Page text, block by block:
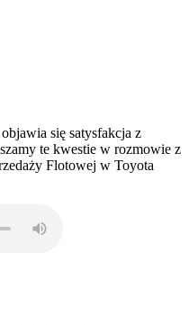
się satysfakcja z
te kwestie w rozmowie z
Flotowej w Toyota